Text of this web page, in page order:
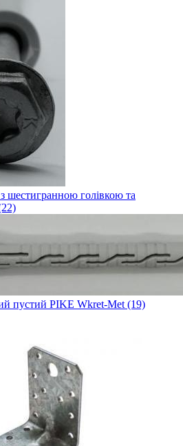
шестигранною голівкою та
пустий PIKE Wkret-Met (19)